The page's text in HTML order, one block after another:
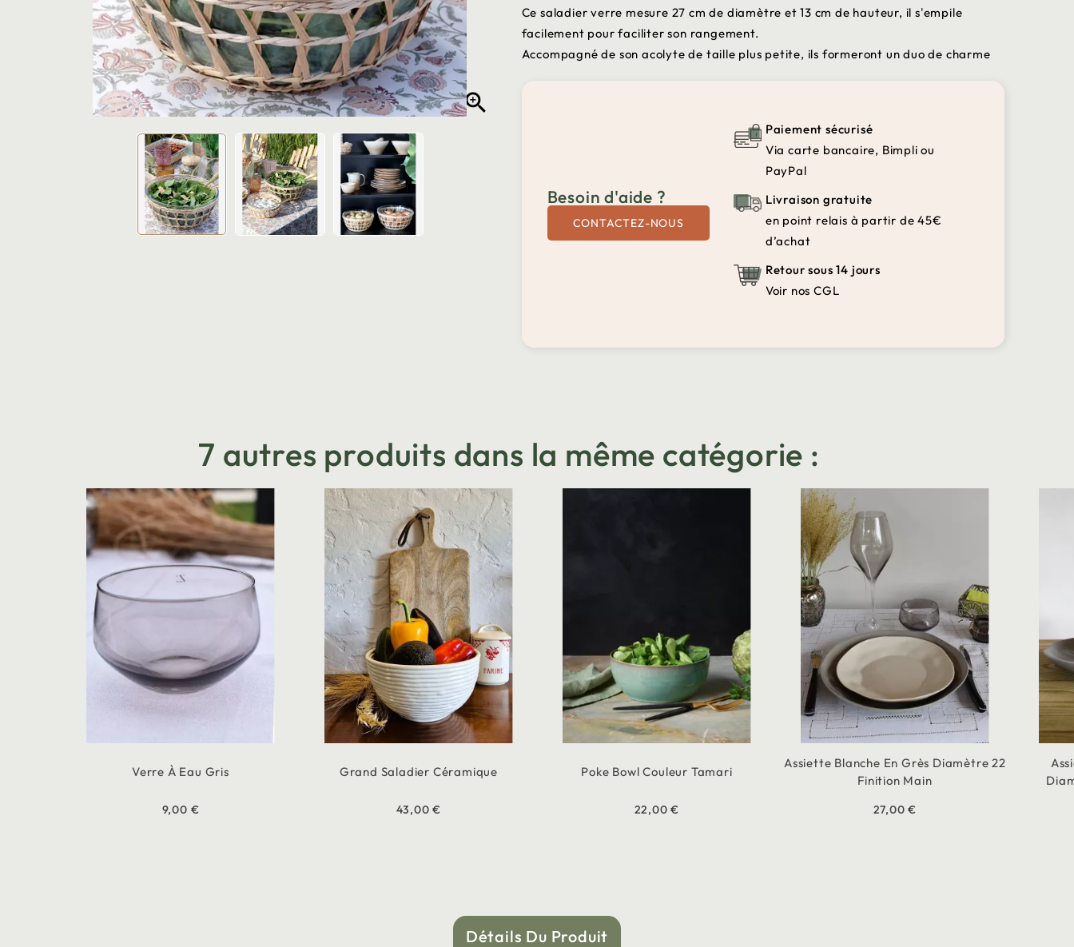

Ce saladier verre mesure 27 cm de diamètre et 13 cm de hauteur, il s'empile
facilement pour faciliter son rangement.
Accompagné de son acolyte de taille plus petite, ils formeront un duo de charme
Besoin d'aide ?
CONTACTEZ-NOUS
Paiement sécurisé
Via carte bancaire, Bimpli ou
PayPal
Livraison gratuite
en point relais à partir de 45€
d’achat
Retour sous 14 jours
Voir nos CGL
7 autres produits dans la même catégorie :
Verre À Eau Gris
9,00 €
Grand Saladier Céramique
43,00 €
Poke Bowl Couleur Tamari
22,00 €
Assiette Blanche En Grès Diamètre 22
Finition Main
27,00 €
Détails Du Produit